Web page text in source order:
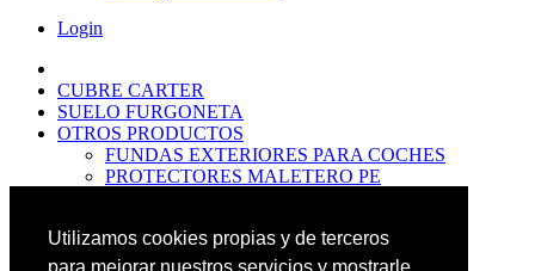
Utilizamos cookies propias y de terceros
Login
CUBRE CARTER
SUELO FURGONETA
OTROS PRODUCTOS
FUNDAS EXTERIORES PARA COCHES
PROTECTORES MALETERO PE
PREMIUM
PROTECTORES MALETERO PE